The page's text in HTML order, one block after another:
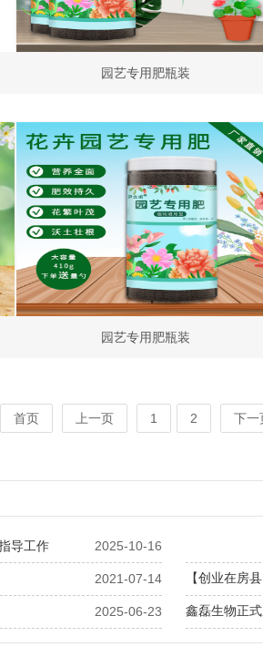
园艺专用肥瓶装
园艺专用肥瓶装
首页 上一页 1 2 下一
2025-10-16
导工作
【创业在房
2021-07-14
鑫磊生物正
2025-06-23
汉共话绿色农业新机遇 湖北尹吉甫